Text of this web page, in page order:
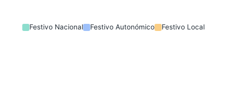
Festivo Nacional Festivo Autonómico Festivo Local